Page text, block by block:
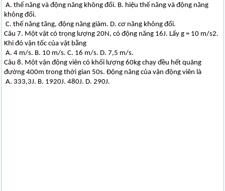
A. thế năng và động năng không đổi. B. hiệu thế năng và động năng
không đổi.
C. thế năng tăng, động năng giảm. D. cơ năng không đổi.
Câu 7. Một vật có trọng lượng 20N, có động năng 16J. Lấy g = 10 m/s2.
Khi đó vận tốc của vật bằng
A. 4 m/s. B. 10 m/s. C. 16 m/s. D. 7,5 m/s.
Câu 8. Một vận động viên có khối lượng 60kg chạy đều hết quãng
đường 400m trong thời gian 50s. Động năng của vận động viên là
A. 333,3J. B. 1920J. 480J. D. 290J.